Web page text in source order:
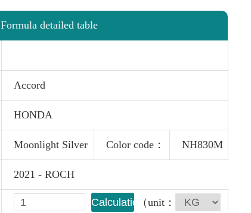
Formula detailed table
Accord
HONDA
Moonlight Silver Color code： NH830M
2021 - ROCH
Calculation（unit：